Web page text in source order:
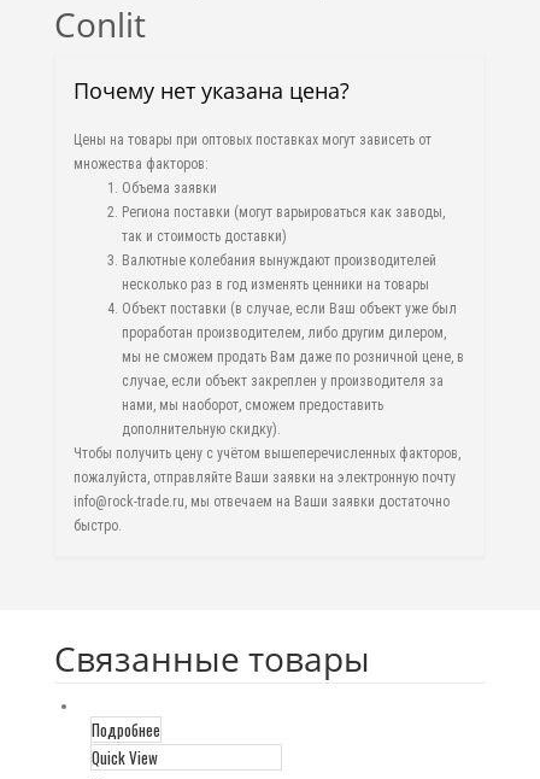
Conlit
Почему нет указана цена?
Цены на товары при оптовых поставках могут зависеть от
множества факторов:
Объема заявки
Региона поставки (могут варьироваться как заводы,
так и стоимость доставки)
Валютные колебания вынуждают производителей
несколько раз в год изменять ценники на товары
Объект поставки (в случае, если Ваш объект уже был
проработан производителем, либо другим дилером,
мы не сможем продать Вам даже по розничной цене, в
случае, если объект закреплен у производителя за
нами, мы наоборот, сможем предоставить
дополнительную скидку).
Чтобы получить цену с учётом вышеперечисленных факторов,
пожалуйста, отправляйте Ваши заявки на электронную почту
info@rock-trade.ru, мы отвечаем на Ваши заявки достаточно
быстро.
Связанные товары
Подробнее
Quick View